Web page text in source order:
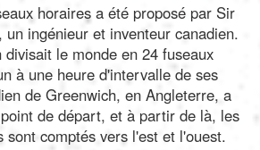
horaires a été proposé par Sir
un ingénieur et inventeur canadien.
divisait le monde en 24 fuseaux
à une heure d'intervalle de ses
de Greenwich, en Angleterre, a
de départ, et à partir de là, les
sont comptés vers l'est et l'ouest.